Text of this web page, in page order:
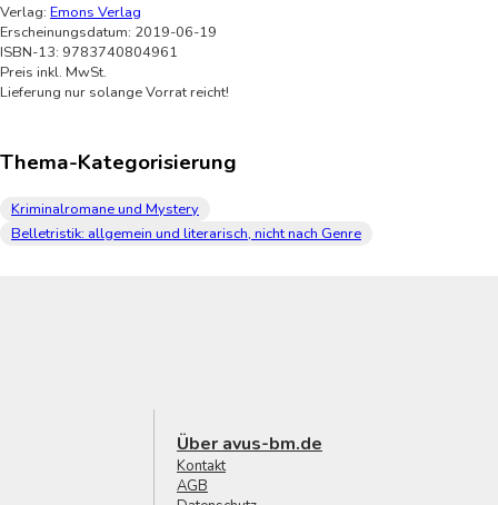
Verlag: Emons Verlag
Erscheinungsdatum: 2019-06-19
ISBN-13: 9783740804961
Preis inkl. MwSt.
Lieferung nur solange Vorrat reicht!
Thema-Kategorisierung
Kriminalromane und Mystery
Belletristik: allgemein und literarisch, nicht nach Genre
Über avus-bm.de
Kontakt
AGB